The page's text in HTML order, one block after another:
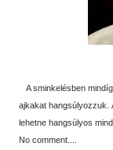
A sminkelésben
ajkakat hangsúlyozzuk.
lehetne hangsúlyos
No comment....